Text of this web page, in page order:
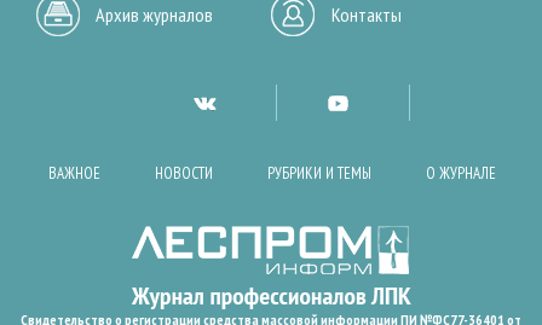
Архив журналов Контакты
ВАЖНОЕ НОВОСТИ РУБРИКИ И ТЕМЫ О ЖУРНАЛЕ
Свидетельство о регистрации средства массовой информации ПИ №ФС77-36401 от